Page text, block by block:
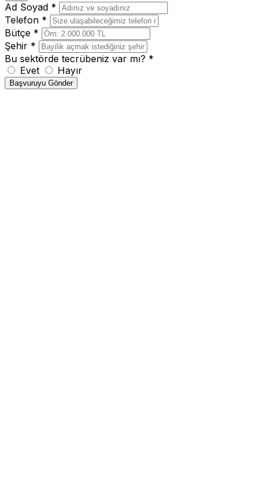
Ad Soyad *
Telefon *
Bütçe *
Şehir *
Bu sektörde tecrübeniz var mı? *
Evet
Hayır
Başvuruyu Gönder